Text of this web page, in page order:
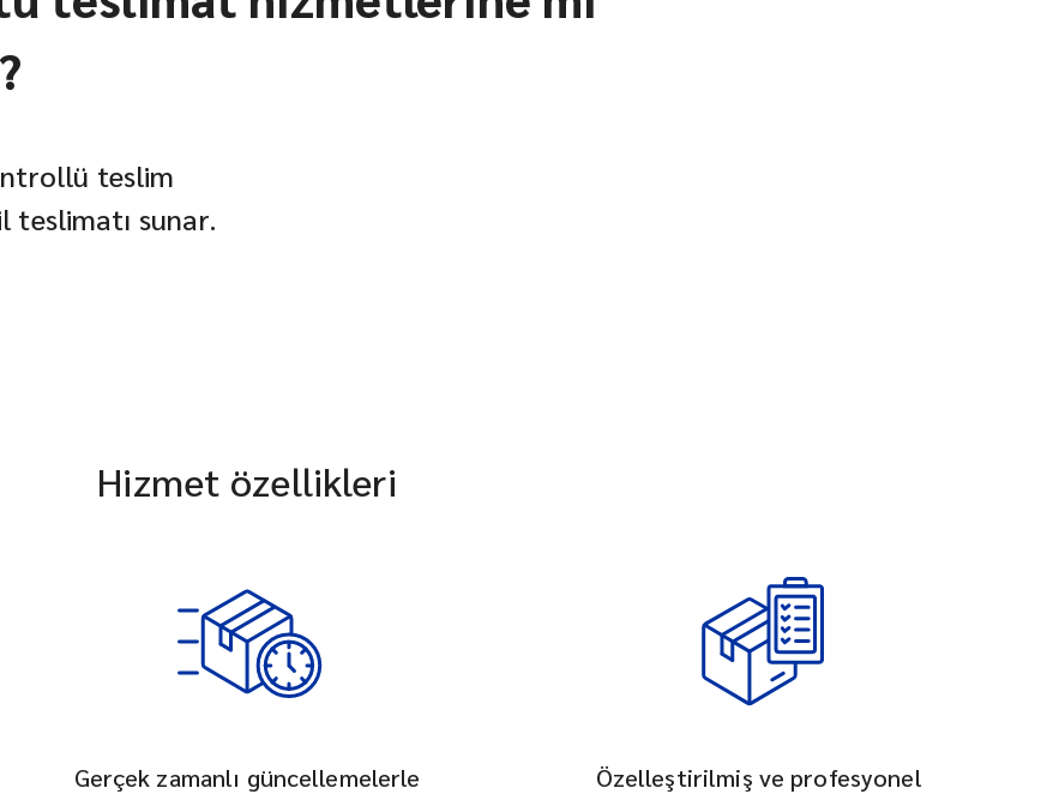
teslim
teslimatı sunar.
Hizmet özellikleri
Gerçek zamanlı güncellemelerle
Özelleştirilmiş ve profesyonel